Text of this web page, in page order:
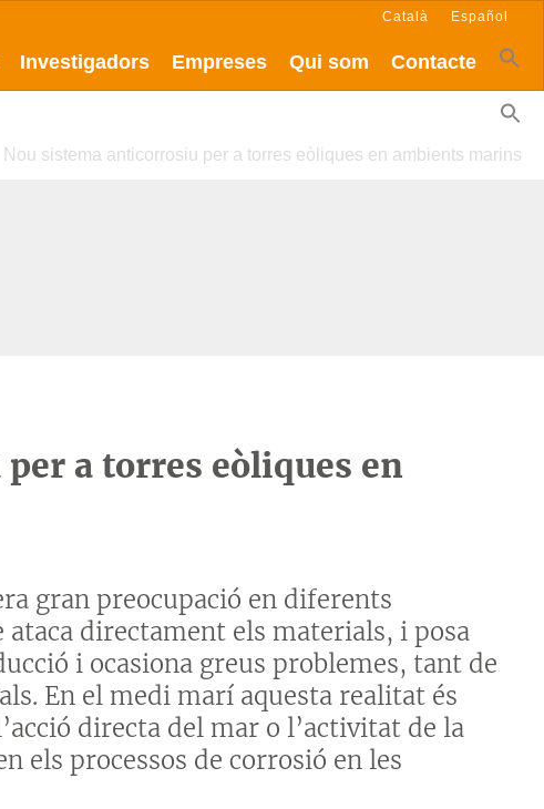
Investigadors Empreses Qui som Contacte
Català Español
Nou sistema anticorrosiu per a torres eòliques en ambients marins
a torres eòliques en
gran preocupació en diferents
directament els materials, i posa
i ocasiona greus problemes, tant de
En el medi marí aquesta realitat és
directa del mar o l’activitat de la
els processos de corrosió en les